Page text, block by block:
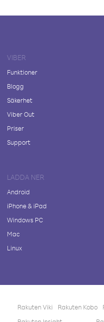
VIBER
Funktioner
Blogg
Säkerhet
Viber Out
Priser
Support
LADDA NER
Android
iPhone & iPad
Windows PC
Mac
Linux
Rakuten Viki Rakuten Kobo